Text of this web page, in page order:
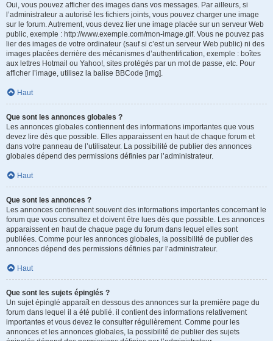
Oui, vous pouvez afficher des images dans vos messages. Par ailleurs, si
l’administrateur a autorisé les fichiers joints, vous pouvez charger une image
sur le forum. Autrement, vous devez lier une image placée sur un serveur Web
public, exemple : http://www.exemple.com/mon-image.gif. Vous ne pouvez pas
lier des images de votre ordinateur (sauf si c’est un serveur Web public) ni des
images placées derrière des mécanismes d’authentification, exemple : boîtes
aux lettres Hotmail ou Yahoo!, sites protégés par un mot de passe, etc. Pour
afficher l’image, utilisez la balise BBCode [img].
Haut
Que sont les annonces globales ?
Les annonces globales contiennent des informations importantes que vous
devez lire dès que possible. Elles apparaissent en haut de chaque forum et
dans votre panneau de l’utilisateur. La possibilité de publier des annonces
globales dépend des permissions définies par l’administrateur.
Haut
Que sont les annonces ?
Les annonces contiennent souvent des informations importantes concernant le
forum que vous consultez et doivent être lues dès que possible. Les annonces
apparaissent en haut de chaque page du forum dans lequel elles sont
publiées. Comme pour les annonces globales, la possibilité de publier des
annonces dépend des permissions définies par l’administrateur.
Haut
Que sont les sujets épinglés ?
Un sujet épinglé apparaît en dessous des annonces sur la première page du
forum dans lequel il a été publié. il contient des informations relativement
importantes et vous devez le consulter régulièrement. Comme pour les
annonces et les annonces globales, la possibilité de publier des sujets